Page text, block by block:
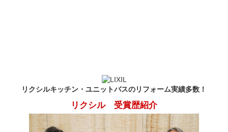
リクシルキッチン・ユニットバスのリフォーム実績多数！
リクシル 受賞歴紹介